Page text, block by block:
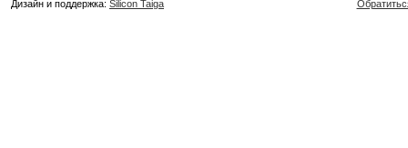
Дизайн и поддержка: Silicon Taiga